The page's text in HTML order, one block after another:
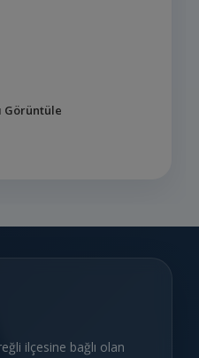
Görüntüle
ilçesine bağlı olan